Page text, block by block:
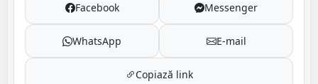
Facebook Messenger
WhatsApp E-mail
Copiază link